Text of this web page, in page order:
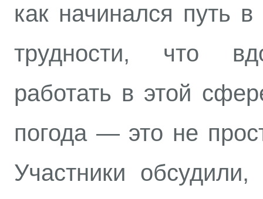
как начинался путь
трудности, что
работать в этой
погода — это не
Участники